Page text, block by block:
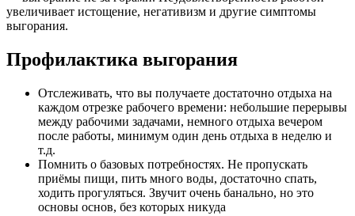
увеличивает истощение, негативизм и другие симптомы
выгорания.
Профилактика выгорания
Отслеживать, что вы получаете достаточно отдыха на
каждом отрезке рабочего времени: небольшие перерывы
между рабочими задачами, немного отдыха вечером
после работы, минимум один день отдыха в неделю и
т.д.
Помнить о базовых потребностях. Не пропускать
приёмы пищи, пить много воды, достаточно спать,
ходить прогуляться. Звучит очень банально, но это
основы основ, без которых никуда